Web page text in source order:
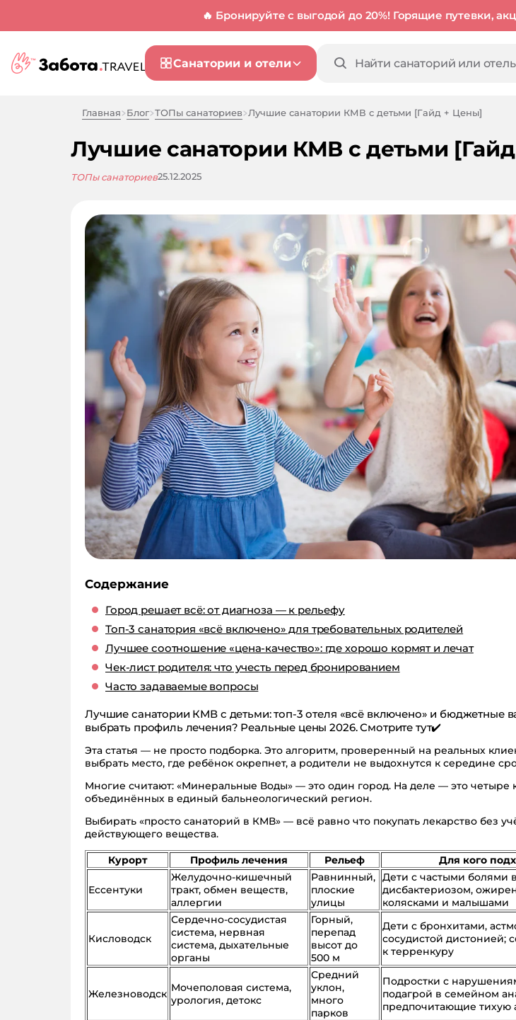
🔥 Бронируйте с выгодой до 20%! Горящие путевки,
Санатории и отели
Главная Блог ТОПы санаториев Лучшие санатории КМВ с детьми [Гайд + Цены]
Лучшие санатории КМВ с детьми
ТОПы санаториев25.12.2025
Содержание
Город решает всё: от диагноза — к рельефу
Топ-3 санатория «всё включено» для требовательных родителей
Лучшее соотношение «цена-качество»: где хорошо кормят и лечат
Чек-лист родителя: что учесть перед бронированием
Часто задаваемые вопросы
Лучшие санатории КМВ с детьми: топ-3 отеля «всё включено» и бюджетные
выбрать профиль лечения? Реальные цены 2026. Смотрите тут✔️
Эта статья — не просто подборка. Это алгоритм, проверенный на реальных
выбрать место, где ребёнок окрепнет, а родители не выдохнутся к середине
Многие считают: «Минеральные Воды» — это один город. На деле — это четыре
объединённых в единый бальнеологический регион.
Выбирать «просто санаторий в КМВ» — всё равно что покупать лекарство без
действующего вещества.
Курорт Профиль лечения Рельеф Для кого
Ессентуки
Желудочно-кишечный
тракт, обмен веществ,
аллергии
Равнинный,
плоские
улицы
Дети с частыми болями
дисбактериозом,
колясками и малышами
Кисловодск
Сердечно-сосудистая
система, нервная
система, дыхательные
органы
Горный,
перепад
высот до
500 м
Дети с бронхитами,
сосудистой дистонией;
к терренкуру
Железноводск Мочеполовая система,
урология, детокс
Средний
уклон,
много
парков
Подростки с
подагрой в семейном
предпочитающие тихую